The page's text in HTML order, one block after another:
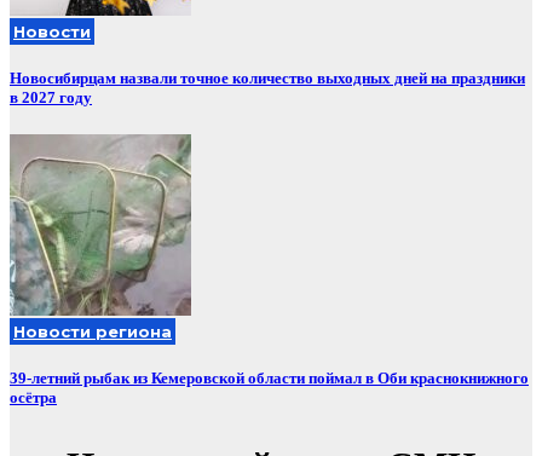
Новости
Новосибирцам назвали точное количество выходных дней на праздники
в 2027 году
Новости региона
39-летний рыбак из Кемеровской области поймал в Оби краснокнижного
осётра